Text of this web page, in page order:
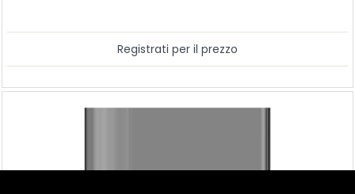
Registrati per il prezzo